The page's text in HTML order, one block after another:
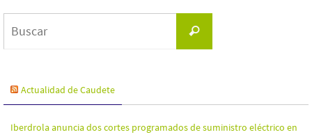
Buscar
Actualidad de Caudete
Iberdrola anuncia dos cortes programados de suministro eléctrico en